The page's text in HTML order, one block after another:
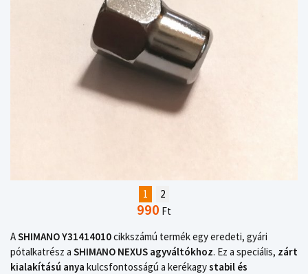
1 2
990 Ft
ASHIMANO Y31414010cikkszámú termék egy eredeti, gyári
pótalkatrész a SHIMANO NEXUS agyváltókhoz. Ez a speciális, zárt
kialakítású anya kulcsfontosságú a kerékagystabil és